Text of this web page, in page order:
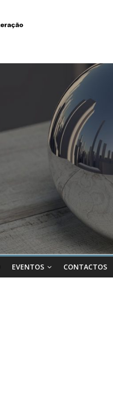
EVENTOS CONTACTOS